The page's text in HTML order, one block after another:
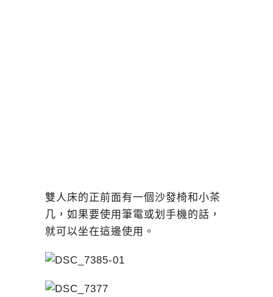
雙人床的正前面有一個沙發椅和小茶
几，如果要使用筆電或划手機的話，
就可以坐在這邊使用。